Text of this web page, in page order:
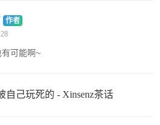
作者
可能啊~
自己玩死的 - Xinsenz茶话